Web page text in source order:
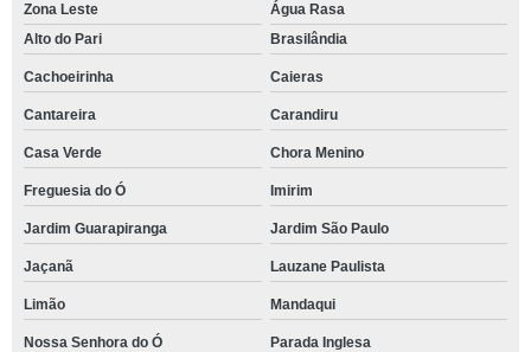
Zona Leste
Água Rasa
Alto do Pari
Brasilândia
Cachoeirinha Caieras
Cantareira Carandiru
Casa Verde Chora Menino
Freguesia do Ó Imirim
Jardim Guarapiranga Jardim São Paulo
Jaçanã Lauzane Paulista
Limão Mandaqui
Nossa Senhora do Ó Parada Inglesa